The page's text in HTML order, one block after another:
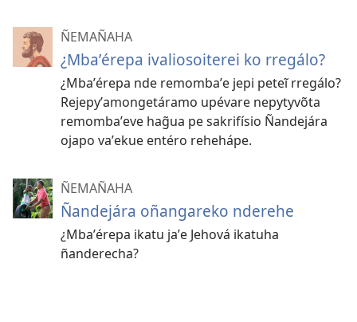
ÑEMAÑAHA
¿Mbaʼérepa ivaliosoiterei ko rregálo?
¿Mbaʼérepa nde remombaʼe jepi peteĩ rregálo?
Rejepyʼamongetáramo upévare nepytyvõta
remombaʼeve hag̃ua pe sakrifísio Ñandejára
ojapo vaʼekue entéro rehehápe.
ÑEMAÑAHA
Ñandejára oñangareko nderehe
¿Mbaʼérepa ikatu jaʼe Jehová ikatuha
ñanderecha?